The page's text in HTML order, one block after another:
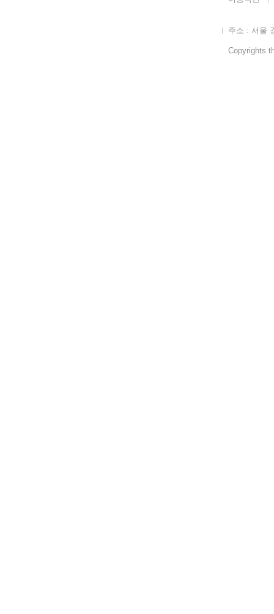
주소 : 서울
Copyrights